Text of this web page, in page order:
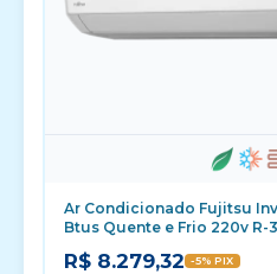
Ar Condicionado Fujitsu
Btus Quente e Frio 220v R-
R$ 8.279,32 -5% PIX